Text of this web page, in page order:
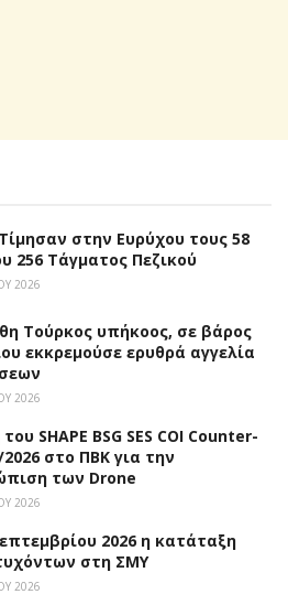
στην Ευρύχου τους 58
256 Τάγματος Πεζικού
2026
Τούρκος υπήκοος, σε βάρος
εκκρεμούσε ερυθρά αγγελία
2026
SHAPE BSG SES COI Counter-
2026 στο ΠΒΚ για την
των Drone
2026
2026 η κατάταξη
στη ΣΜΥ
2026